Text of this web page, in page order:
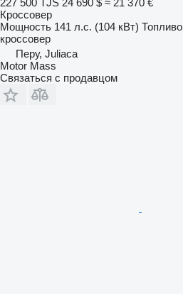
227 500 TJS 24 690 $ ≈ 21 370 €
Кроссовер
Мощность 141 л.с. (104 кВт) Топливо
кроссовер
Перу, Juliaca
Motor Mass
Связаться с продавцом